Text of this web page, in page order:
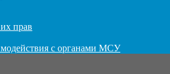
прав
с органами МСУ